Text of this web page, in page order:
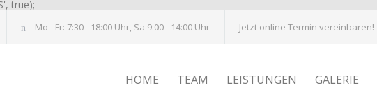
true);
Mo - Fr: 7:30 - 18:00 Uhr, Sa 9:00 - 14:00 Uhr Jetzt online Termin vereinbaren!
HOME TEAM LEISTUNGEN GALERIE